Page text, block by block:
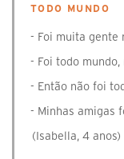
TODO MUNDO
- Foi muita gente
- Foi todo
- Então não foi
- Minhas amigas
(Isabella, 4 anos)